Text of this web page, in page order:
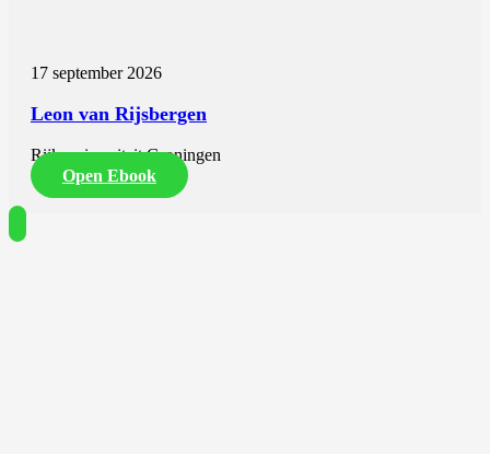
17 september 2026
Leon van Rijsbergen
Rijksuniversiteit Groningen
Open Ebook